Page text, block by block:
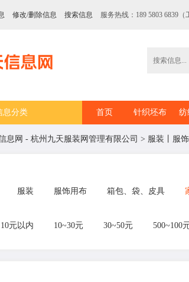
修改/删除信息 搜索信息 服务热线：189 5803 6839（
息分类 首页 针织坯布 纺
息网 - 杭州九天服装网管理有限公司 > 服装丨服饰
服装 服饰用布 箱包、袋、皮具
10元以内 10~30元 30~50元 500~100